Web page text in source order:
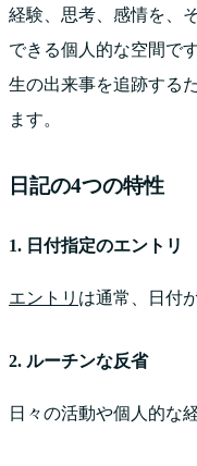
経験、思考、感情を、
できる個人的な空間で
生の出来事を追跡する
ます。
日記の4つの特性
1. 日付指定のエントリ
エントリ は通常、日付
2. ルーチンな反省
日々の活動や個人的な